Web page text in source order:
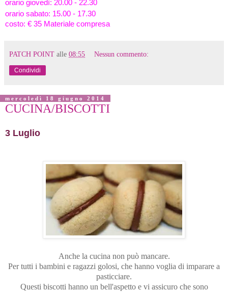
orario giovedì: 20.00 - 22.30
orario sabato: 15.00 - 17.30
costo: € 35 Materiale compresa
PATCH POINT alle 08:55 Nessun commento:
Condividi
mercoledì 18 giugno 2014
CUCINA/BISCOTTI
3 Luglio
Anche la cucina non può mancare.
Per tutti i bambini e ragazzi golosi, che hanno voglia di imparare a
pasticciare.
Questi biscotti hanno un bell'aspetto e vi assicuro che sono